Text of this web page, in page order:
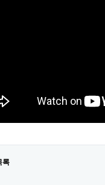
록